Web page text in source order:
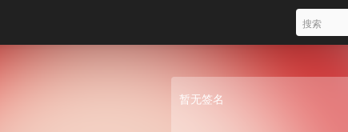
暂无签名